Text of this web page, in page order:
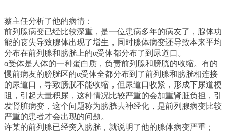
蔡主任分析了他的病情：
前列腺病变已经比较深重，是一位患病多年的病友了，腺体功
能的丧失导致腺体出现了增生，同时腺体病变还导致本来平均
分布在前列腺和膀胱上的α受体都分布了到尿道口。
α受体是人体的一种蛋白质，负责前列腺和膀胱的收缩。有的
慢前病友的膀胱区的α受体全都分布到了前列腺和膀胱相连接
的尿道口，导致膀胱不能收缩，但尿道口收紧，形成下尿道梗
阻，引起大量积尿，这种情况比较严重的会加重肾脏负担，引
发肾脏病变，这个问题称为膀胱去神经化，是前列腺病变比较
严重的患者才会出现的问题。
许某的前列腺已经突入膀胱，就说明了他的腺体病变严重；